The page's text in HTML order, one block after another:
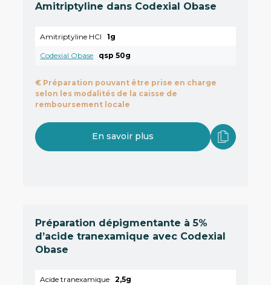
Amitriptyline dans Codexial Obase
Amitriptyline HCl 1g
Codexial Obase qsp 50g
€ Préparation pouvant être prise en charge
selon les modalités de la caisse de
remboursement locale
En savoir plus
Préparation dépigmentante à 5%
d’acide tranexamique avec Codexial
Obase
Acide tranexamique 2,5g